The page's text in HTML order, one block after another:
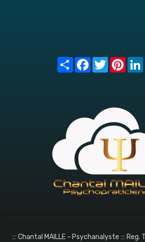
Share FacebookTwitter
::: Chantal MAILLE - Psychanalyste ::: Reg.